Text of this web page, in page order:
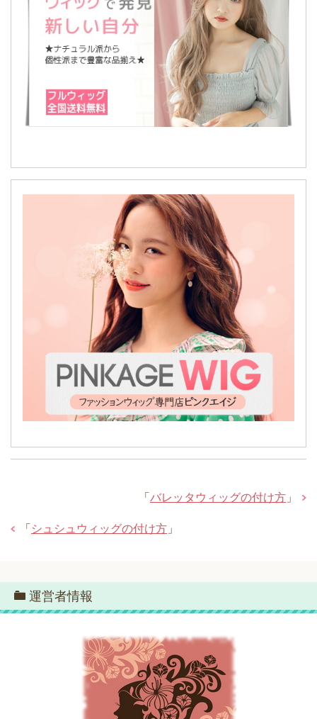
「 バレッタウィッグの付け方 」
「 シュシュウィッグの付け方 」
運営者情報